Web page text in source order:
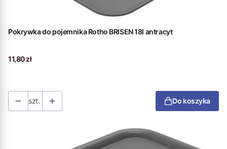
Pokrywka do pojemnika Rotho BRISEN 18l antracyt
Cena
11,80 zł
szt. Do koszyka